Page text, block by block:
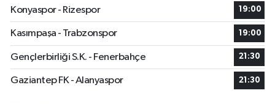
Konyaspor - Rizespor
19:00
Kasımpaşa - Trabzonspor 19:00
Gençlerbirliği S.K. - Fenerbahçe 21:30
Gaziantep FK - Alanyaspor 21:30